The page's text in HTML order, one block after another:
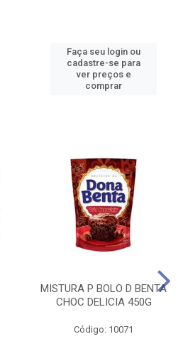
Faça seu login ou
cadastre-se para
ver preços e
comprar
MISTURA P BOLO D BENTA
CHOC DELICIA 450G
Código: 10071